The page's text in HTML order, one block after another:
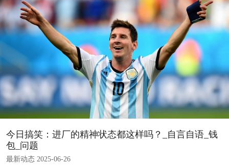
今日搞笑：进厂的精神状态都这样吗？_自言自语_钱
包_问题
最新动态 2025-06-26